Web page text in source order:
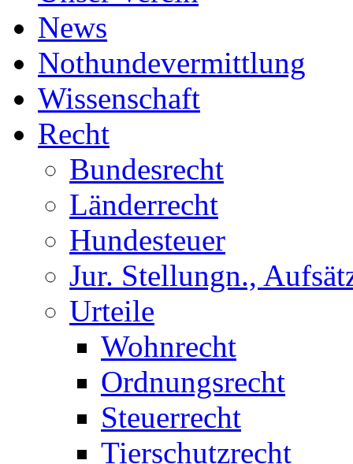
News
Nothundevermittlung
Wissenschaft
Recht
Bundesrecht
Länderrecht
Hundesteuer
Jur. Stellungn.,
Urteile
Wohnrecht
Ordnungsrecht
Steuerrecht
Tierschutzrecht